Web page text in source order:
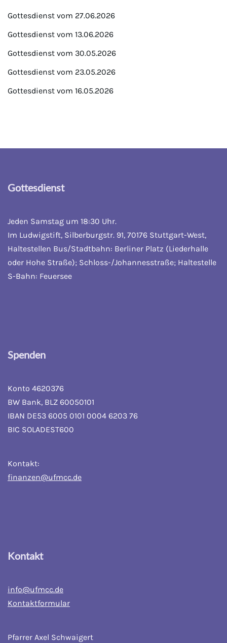
Gottesdienst vom 27.06.2026
Gottesdienst vom 13.06.2026
Gottesdienst vom 30.05.2026
Gottesdienst vom 23.05.2026
Gottesdienst vom 16.05.2026
Gottesdienst
Jeden Samstag um 18:30 Uhr.
Im Ludwigstift, Silberburgstr. 91, 70176 Stuttgart-West,
Haltestellen Bus/Stadtbahn: Berliner Platz (Liederhalle
oder Hohe Straße); Schloss-/Johannesstraße; Haltestelle
S-Bahn: Feuersee
Spenden
Konto 4620376
BW Bank, BLZ 60050101
IBAN DE53 6005 0101 0004 6203 76
BIC SOLADEST600
Kontakt:
finanzen@ufmcc.de
Kontakt
info@ufmcc.de
Kontaktformular
Pfarrer Axel Schwaigert